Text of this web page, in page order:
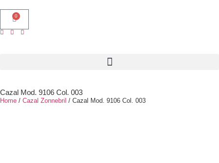
0
Cazal Mod. 9106 Col. 003
Home / Cazal Zonnebril / Cazal Mod. 9106 Col. 003